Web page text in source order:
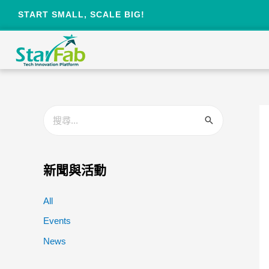
START SMALL, SCALE BIG!
新聞與活動
All
Events
News